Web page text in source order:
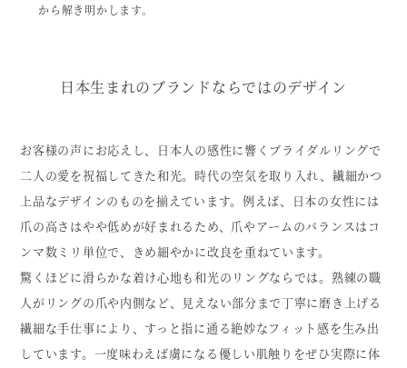
から解き明かします。
日本生まれのブランドならではのデザイン
お客様の声にお応えし、日本人の感性に響くブライダルリングで
二人の愛を祝福してきた和光。時代の空気を取り入れ、繊細かつ
上品なデザインのものを揃えています。例えば、日本の女性には
爪の高さはやや低めが好まれるため、爪やアームのバランスはコ
ンマ数ミリ単位で、きめ細やかに改良を重ねています。
驚くほどに滑らかな着け心地も和光のリングならでは。熟練の職
人がリングの爪や内側など、見えない部分まで丁寧に磨き上げる
繊細な手仕事により、すっと指に通る絶妙なフィット感を生み出
しています。一度味わえば虜になる優しい肌触りをぜひ実際に体